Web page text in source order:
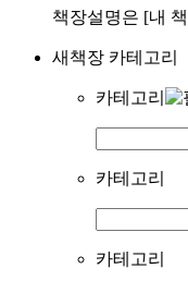
책장설명은 [내
새책장 카테고리
카테고리
카테고리
카테고리